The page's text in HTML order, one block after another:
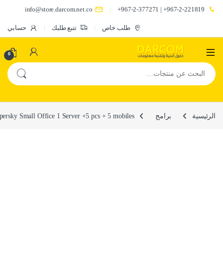
967-2-221819+ | 967-2-377271+
info@store.darcom.net.co
طلب خاص تتبع طلبك حسابي
0
البحث عن:
الرئيسية برامج Small Office 1 Server +5 pcs + 5 mobiles